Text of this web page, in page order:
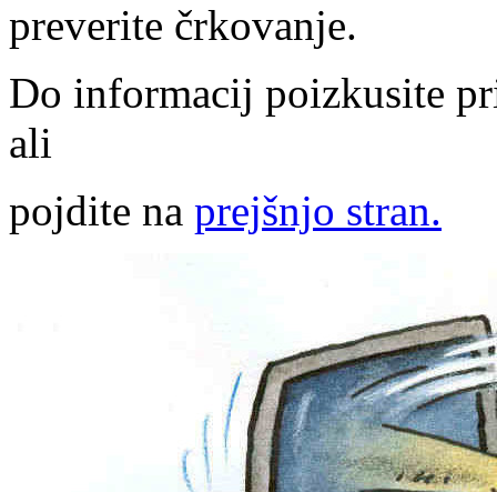
preverite črkovanje.
Do informacij poizkusite
ali
pojdite na prejšnjo stran.